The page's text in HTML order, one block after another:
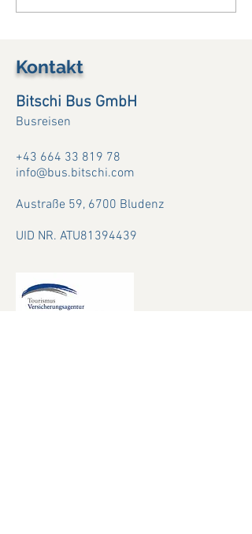
Viamala Notte...25.7.+3.8.+
Kontakt
Bitschi Bus GmbH
Busreisen
+43 664 33 819 78
info@bus.bitschi.com
Austraße 59, 6700 Bludenz
UID NR. ATU81394439